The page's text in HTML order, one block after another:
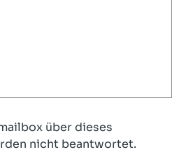
über dieses
nicht beantwortet.